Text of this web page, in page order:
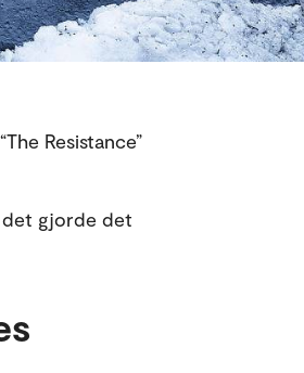
Resistance”
det gjorde det